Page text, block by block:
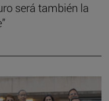
será también la